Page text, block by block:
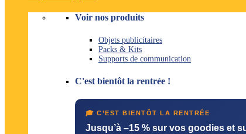
Voir nos produits
Objets publicitaires
Packs & Kits
Supports de communication
C'est bientôt la rentrée !
🎓 C’EST BIENTÔT LA RENTRÉE
Jusqu’à –15 % sur vos goodies et